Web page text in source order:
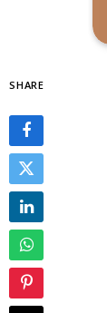
SHARE